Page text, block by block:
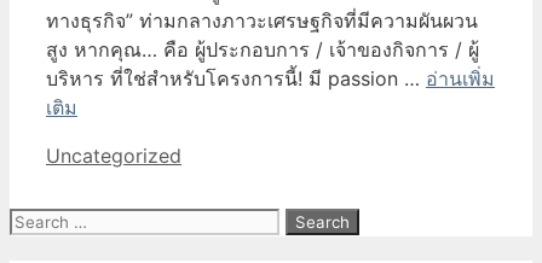
ทางธุรกิจ” ท่ามกลางภาวะเศรษฐกิจที่มีความผันผวน
สูง หากคุณ… คือ ผู้ประกอบการ / เจ้าของกิจการ / ผู้
บริหาร ที่ใช่สำหรับโครงการนี้! มี passion … อ่านเพิ่ม
เติม
Categories
Uncategorized
Search